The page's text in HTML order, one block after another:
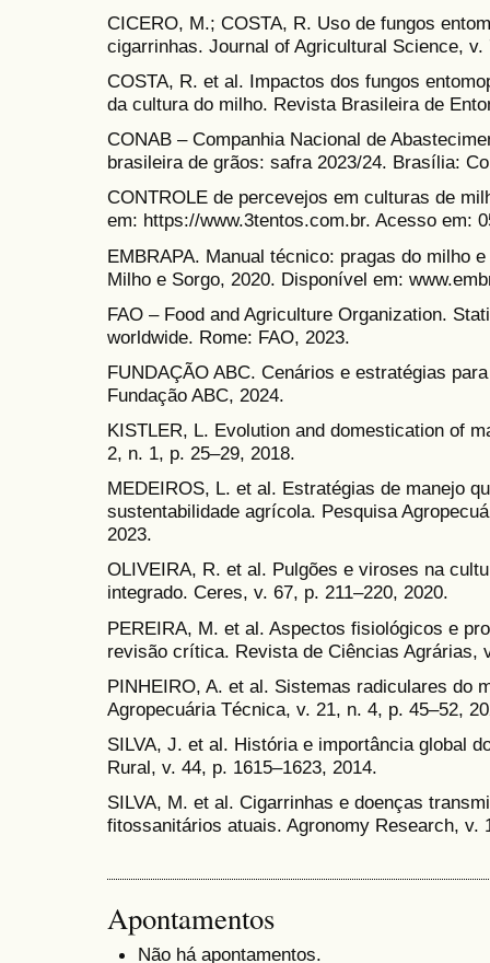
CICERO, M.; COSTA, R. Uso de fungos
cigarrinhas. Journal of Agricultural Science,
COSTA, R. et al. Impactos dos fungos
da cultura do milho. Revista Brasileira de
CONAB – Companhia Nacional de
brasileira de grãos: safra 2023/24. Brasília:
CONTROLE de percevejos em culturas de
em: https://www.3tentos.com.br. Acesso em:
EMBRAPA. Manual técnico: pragas do milho
Milho e Sorgo, 2020. Disponível em:
FAO – Food and Agriculture Organization.
worldwide. Rome: FAO, 2023.
FUNDAÇÃO ABC. Cenários e estratégias
Fundação ABC, 2024.
KISTLER, L. Evolution and domestication of
2, n. 1, p. 25–29, 2018.
MEDEIROS, L. et al. Estratégias de manejo
sustentabilidade agrícola. Pesquisa
2023.
OLIVEIRA, R. et al. Pulgões e viroses na
integrado. Ceres, v. 67, p. 211–220, 2020.
PEREIRA, M. et al. Aspectos fisiológicos e
revisão crítica. Revista de Ciências Agrárias,
PINHEIRO, A. et al. Sistemas radiculares do
Agropecuária Técnica, v. 21, n. 4, p. 45–52,
SILVA, J. et al. História e importância global
Rural, v. 44, p. 1615–1623, 2014.
SILVA, M. et al. Cigarrinhas e doenças
fitossanitários atuais. Agronomy Research, v.
Apontamentos
Não há apontamentos.